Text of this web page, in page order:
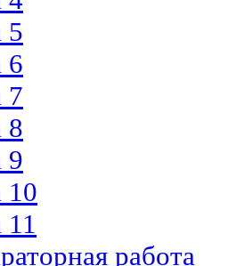
5
6
7
8
9
10
11
работа